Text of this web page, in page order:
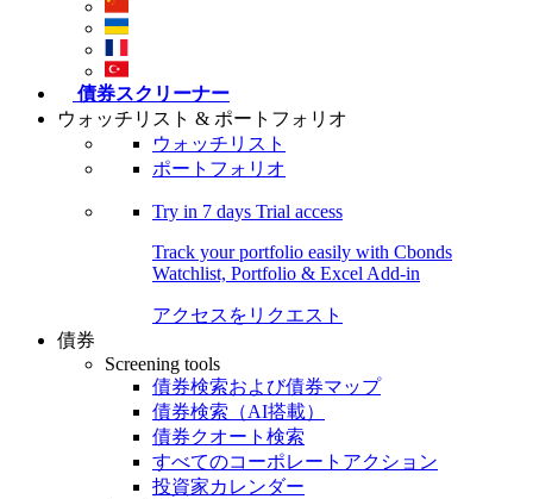
債券スクリーナー
ウォッチリスト & ポートフォリオ
ウォッチリスト
ポートフォリオ
Try in 7 days Trial access
Track your portfolio easily with Cbonds
Watchlist, Portfolio & Excel Add-in
アクセスをリクエスト
債券
Screening tools
債券検索および債券マップ
債券検索（AI搭載）
債券クオート検索
すべてのコーポレートアクション
投資家カレンダー